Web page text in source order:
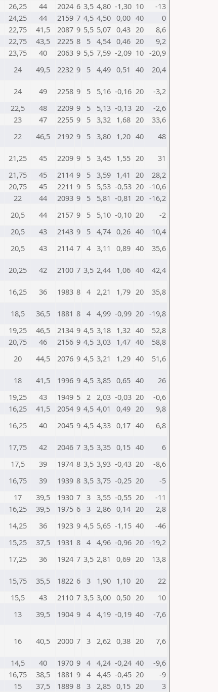
26,25 44 2024 6 3,5 4,80 -1,30 10
-13
24,25 44 2159 7 4,5 4,50 0,00 40
0
22,75 41,5 2087 9 5,5 5,07 0,43 20
8,6
22,75 43,5 2225 8 5 4,54 0,46 20
9,2
23,75 40 2063 9 5,5 7,59 -2,09 10 -20,9
24 49,5 2232 9 5 4,49 0,51 40 20,4
24 49 2258 9 5 5,16 -0,16 20
-3,2
22,5 48 2209 9 5 5,13 -0,13 20
-2,6
23 47 2255 9 5 3,32 1,68 20
33,6
22 46,5 2192 9 5 3,80 1,20 40 48
21,25 45 2209 9 5 3,45 1,55 20
31
21,75 45 2114 9 5 3,59 1,41 20
28,2
20,75 45 2211 9 5 5,53 -0,53 20 -10,6
22 44 2093 9 5 5,81 -0,81 20 -16,2
20,5 44 2157 9 5 5,10 -0,10 20
-2
20,5 43 2143 9 5 4,74 0,26 40
10,4
20,5 43 2114 7 4 3,11 0,89 40 35,6
20,25 42 2100 7 3,5 2,44 1,06 40 42,4
16,25 36 1983 8 4 2,21 1,79 20 35,8
18,5 36,5 1881 8 4 4,99 -0,99 20 -19,8
19,25 46,5 2134 9 4,5 3,18 1,32 40
52,8
20,75 46 2156 9 4,5 3,03 1,47 40
58,8
20 44,5 2076 9 4,5 3,21 1,29 40 51,6
18 41,5 1996 9 4,5 3,85 0,65 40
26
19,25 43 1949 5 2 2,03 -0,03 20
-0,6
16,25 41,5 2054 9 4,5 4,01 0,49 20
9,8
16,25 40 2045 9 4,5 4,33 0,17 40 6,8
17,75 42 2046 7 3,5 3,35 0,15 40
6
17,5 39 1974 8 3,5 3,93 -0,43 20
-8,6
16,75 39 1939 8 3,5 3,75 -0,25 20
-5
17 39,5 1930 7 3 3,55 -0,55 20
-11
16,25 39,5 1975 6 3 2,86 0,14 20
2,8
14,25 36 1923 9 4,5 5,65 -1,15 40
-46
15,25 37,5 1931 8 4 4,96 -0,96 20 -19,2
17,25 36 1924 7 3,5 2,81 0,69 20 13,8
15,75 35,5 1822 6 3 1,90 1,10 20
22
15,5 43 2110 7 3,5 3,00 0,50 20
10
13 39,5 1904 9 4 4,19 -0,19 40 -7,6
16 40,5 2000 7 3 2,62 0,38 20 7,6
14,5 40 1970 9 4 4,24 -0,24 40
-9,6
16,75 38,5 1881 9 4 4,45 -0,45 20
-9
15 37,5 1889 8 3 2,85 0,15 20
3